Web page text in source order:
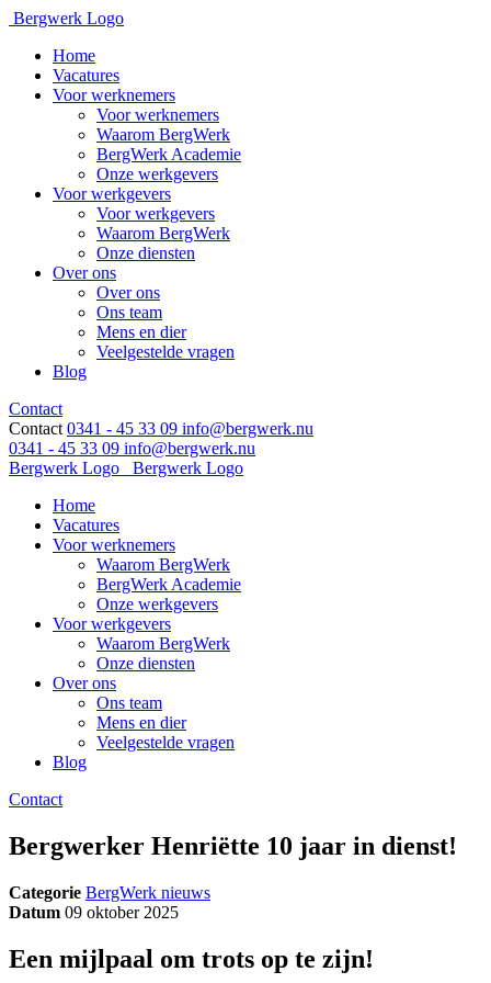
Bergwerk Logo
Home
Vacatures
Voor werknemers
Voor werknemers
Waarom BergWerk
BergWerk Academie
Onze werkgevers
Voor werkgevers
Voor werkgevers
Waarom BergWerk
Onze diensten
Over ons
Over ons
Ons team
Mens en dier
Veelgestelde vragen
Blog
Contact
Contact 0341 - 45 33 09 info@bergwerk.nu
0341 - 45 33 09 info@bergwerk.nu
Bergwerk Logo
Bergwerk Logo
Home
Vacatures
Voor werknemers
Waarom BergWerk
BergWerk Academie
Onze werkgevers
Voor werkgevers
Waarom BergWerk
Onze diensten
Over ons
Ons team
Mens en dier
Veelgestelde vragen
Blog
Contact
Bergwerker Henriëtte 10 jaar in dienst!
Categorie BergWerk nieuws
Datum 09 oktober 2025
Een mijlpaal om trots op te zijn!